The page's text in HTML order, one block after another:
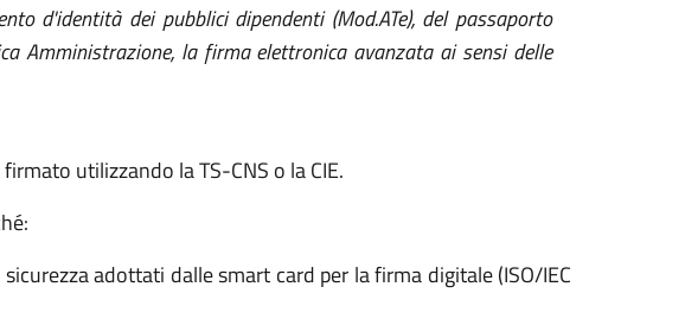
d'identità dei pubblici dipendenti (Mod.ATe), del passaporto
Amministrazione, la firma elettronica avanzata ai sensi delle
utilizzando la TS-CNS o la CIE.
adottati dalle smart card per la firma digitale (ISO/IEC